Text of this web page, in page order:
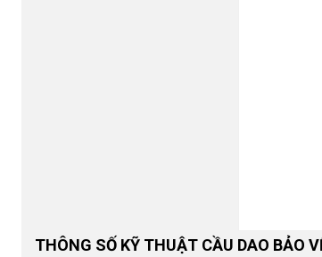
THÔNG SỐ KỸ THUẬT CẦU DAO BẢO